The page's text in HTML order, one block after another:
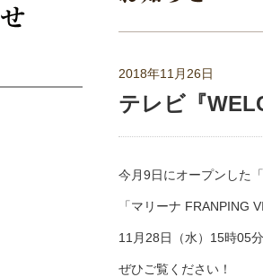
2018年11月26日
テレビ『
今月9日にオープンした
「マリーナ FRANPING
11月28日（水）15時05
ぜひご覧ください！